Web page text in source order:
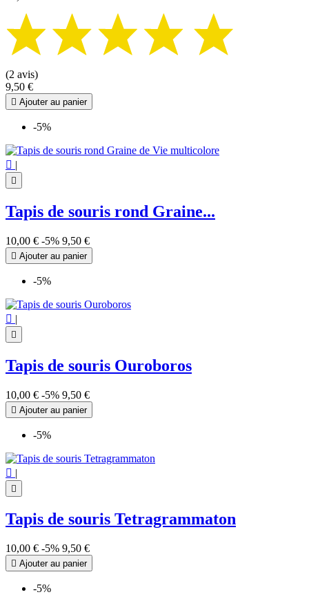
(2 avis)
9,50 €
 Ajouter au panier
-5%
 |

Tapis de souris rond Graine...
10,00 € -5% 9,50 €
 Ajouter au panier
-5%
 |

Tapis de souris Ouroboros
10,00 € -5% 9,50 €
 Ajouter au panier
-5%
 |

Tapis de souris Tetragrammaton
10,00 € -5% 9,50 €
 Ajouter au panier
-5%